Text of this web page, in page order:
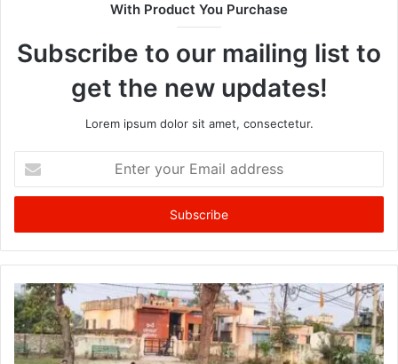
With Product You Purchase
Subscribe to our mailing list to
get the new updates!
Lorem ipsum dolor sit amet, consectetur.
your
Email